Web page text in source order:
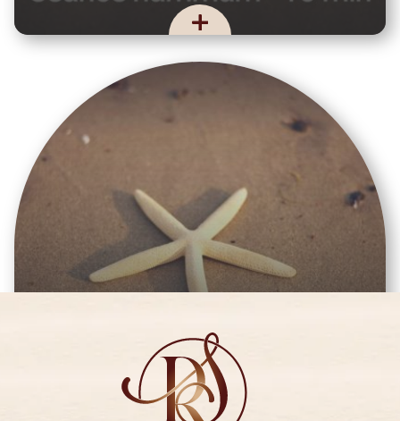
SÉANCE SAUNA - 15 MIN
15 MIN -10,00€